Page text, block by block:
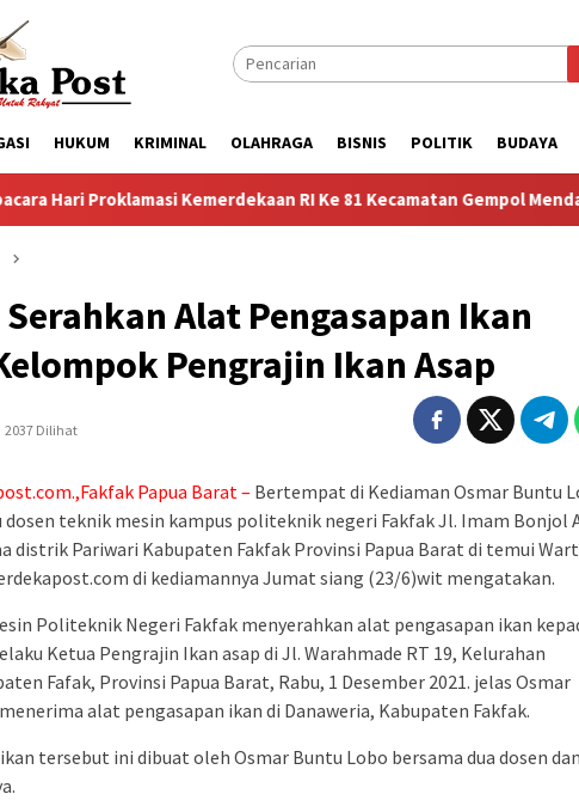
HUKUM KRIMINAL OLAHRAGA BISNIS POLITIK BUDAYA
Kemerdekaan RI Ke 81 Kecamatan Gempol Mendapat
Serahkan Alat Pengasapan Ikan
Pengrajin Ikan Asap
2037 Dilihat
Papua Barat – Bertempat di Kediaman Osmar Buntu
dosen teknik mesin kampus politeknik negeri Fakfak Jl. Imam Bonjol
distrik Pariwari Kabupaten Fakfak Provinsi Papua Barat di temui
di kediamannya Jumat siang (23/6)wit mengatakan.
Politeknik Negeri Fakfak menyerahkan alat pengasapan ikan
Ketua Pengrajin Ikan asap di Jl. Warahmade RT 19, Kelurahan
Fafak, Provinsi Papua Barat, Rabu, 1 Desember 2021. jelas Osmar
alat pengasapan ikan di Danaweria, Kabupaten Fakfak.
tersebut ini dibuat oleh Osmar Buntu Lobo bersama dua dosen